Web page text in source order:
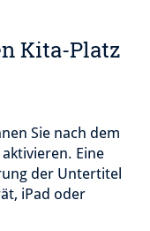
Kita-Platz
Sie nach dem
Eine
der Untertitel
iPad oder